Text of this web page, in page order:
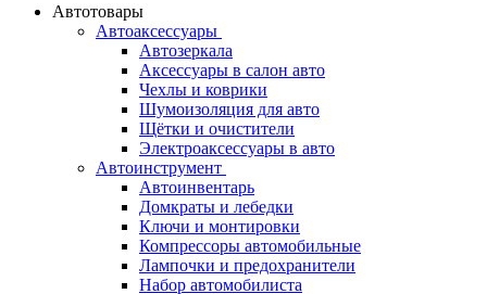
Автотовары
Автоаксессуары
Автозеркала
Аксессуары в салон авто
Чехлы и коврики
Шумоизоляция для авто
Щётки и очистители
Электроаксессуары в авто
Автоинструмент
Автоинвентарь
Домкраты и лебедки
Ключи и монтировки
Компрессоры автомобильные
Лампочки и предохранители
Набор автомобилиста